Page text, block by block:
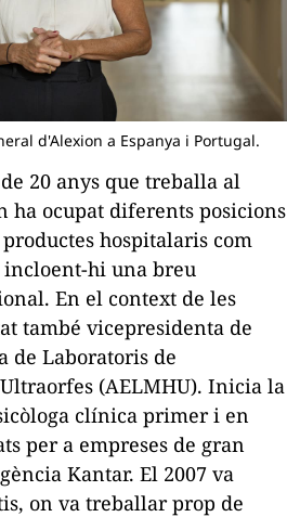
d'Alexion a Espanya i Portugal.
20 anys que treballa al
ha ocupat diferents posicions
hospitalaris com
hi una breu
En el context de les
també vicepresidenta de
de Laboratoris de
Ultraorfes (AELMHU). Inicia la
clínica primer i en
per a empreses de gran
Kantar. El 2007 va
on va treballar prop de